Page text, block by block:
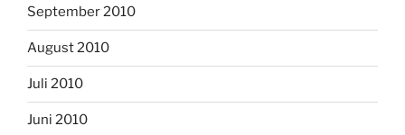
September 2010
August 2010
Juli 2010
Juni 2010